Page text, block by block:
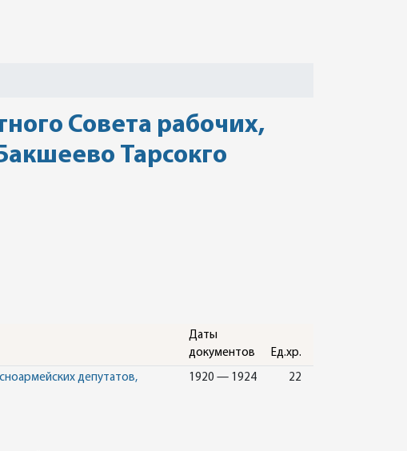
Совета рабочих,
Тарсокго
Даты
документов
Ед.хр.
депутатов,
1920 — 1924 22